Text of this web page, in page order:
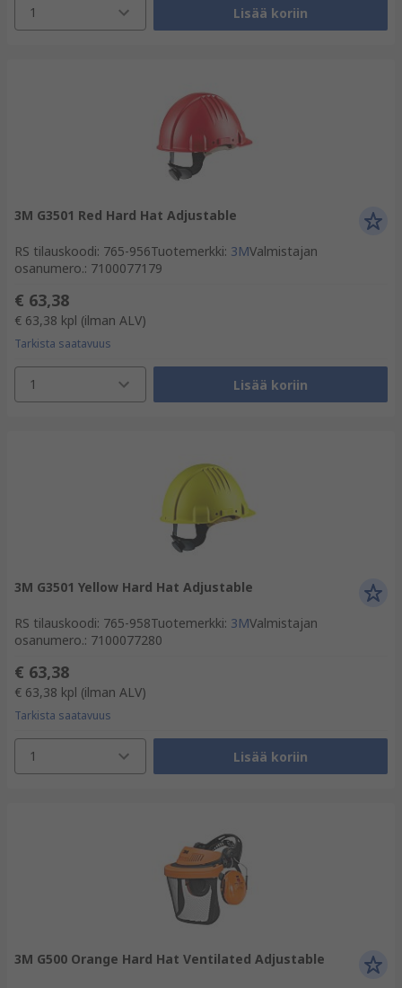
1 Lisää koriin
3M G3501 Red Hard Hat Adjustable
RS tilauskoodi: 765-956Tuotemerkki: 3MValmistajan
osanumero.: 7100077179
€ 63,38
€ 63,38 kpl (ilman ALV)
Tarkista saatavuus
1 Lisää koriin
3M G3501 Yellow Hard Hat Adjustable
RS tilauskoodi: 765-958Tuotemerkki: 3MValmistajan
osanumero.: 7100077280
€ 63,38
€ 63,38 kpl (ilman ALV)
Tarkista saatavuus
1 Lisää koriin
3M G500 Orange Hard Hat Ventilated Adjustable